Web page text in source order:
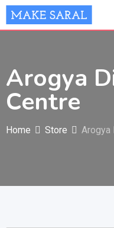
Skip
to
Arogya
Centre
Home Store Arogya